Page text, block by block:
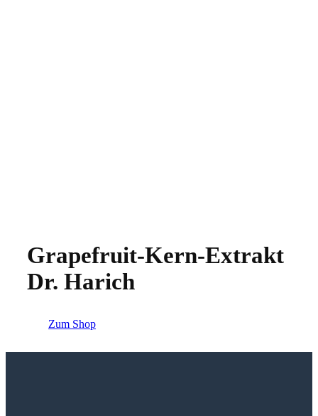
Grapefruit-Kern-Extrakt
Dr. Harich
Zum Shop